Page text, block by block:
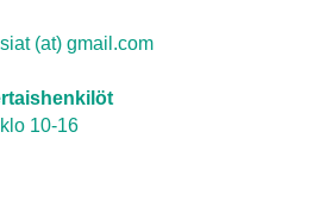
(at) gmail.com
10-16